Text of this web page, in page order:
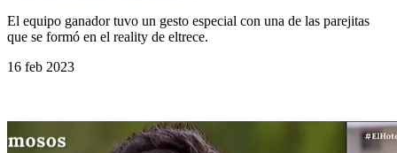
El equipo ganador tuvo un gesto especial con una de las parejitas
que se formó en el reality de eltrece.
16 feb 2023